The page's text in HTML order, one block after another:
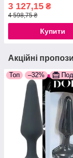
777Store.com.ua
3 127,15 ₴
4 598,75 ₴
Купити
Акційні
Топ –32%